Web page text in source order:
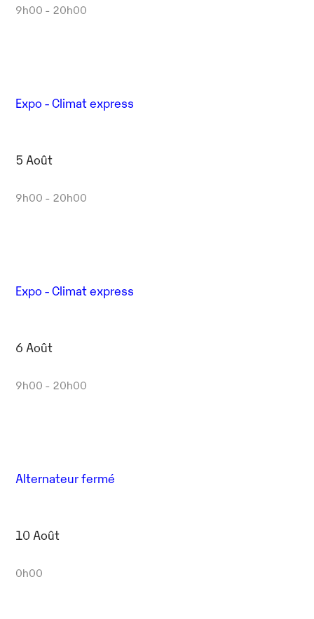
9h00 - 20h00
Expo - Climat express
5 Août
9h00 - 20h00
Expo - Climat express
6 Août
9h00 - 20h00
Alternateur fermé
10 Août
0h00